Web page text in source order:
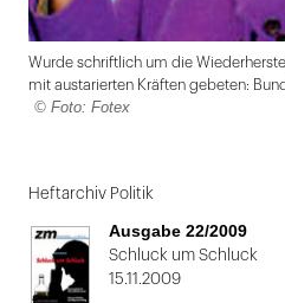
Wurde schriftlich um die
mit austarierten Kräften gebeten:
© Foto: Fotex
1
von
2
Heftarchiv Politik
Ausgabe 22/2009
Schluck um Schluck
15.11.2009